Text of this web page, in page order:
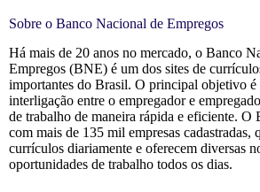
Sobre o Banco Nacional de Empregos
Há mais de 20 anos no mercado, o Banco
Empregos (BNE) é um dos sites de
importantes do Brasil. O principal objetivo é
interligação entre o empregador e
de trabalho de maneira rápida e eficiente. O
com mais de 135 mil empresas cadastradas,
currículos diariamente e oferecem diversas
oportunidades de trabalho todos os dias.